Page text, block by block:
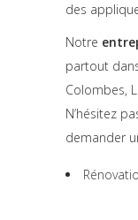
des
Notre
partout
Colombes,
N’hésitez
demander